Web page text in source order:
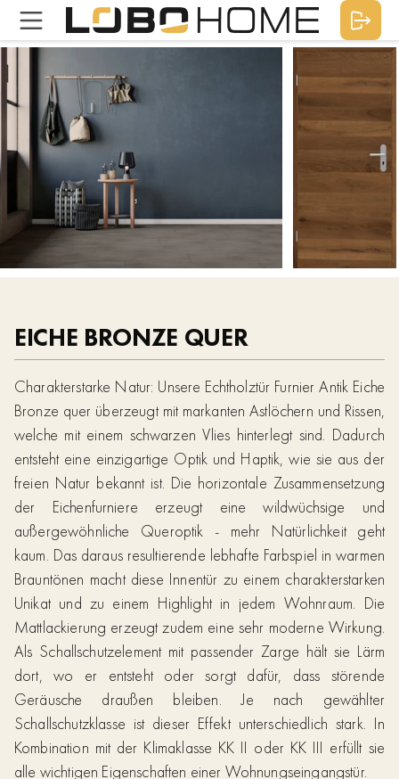
EICHE BRONZE QUER
Charakterstarke Natur: Unsere Echtholztür Furnier Antik Eiche
Bronze quer überzeugt mit markanten Astlöchern und Rissen,
welche mit einem schwarzen Vlies hinterlegt sind. Dadurch
entsteht eine einzigartige Optik und Haptik, wie sie aus der
freien Natur bekannt ist. Die horizontale Zusammensetzung
der Eichenfurniere erzeugt eine wildwüchsige und
außergewöhnliche Queroptik - mehr Natürlichkeit geht
kaum. Das daraus resultierende lebhafte Farbspiel in warmen
Brauntönen macht diese Innentür zu einem charakterstarken
Unikat und zu einem Highlight in jedem Wohnraum. Die
Mattlackierung erzeugt zudem eine sehr moderne Wirkung.
Als Schallschutzelement mit passender Zarge hält sie Lärm
dort, wo er entsteht oder sorgt dafür, dass störende
Geräusche draußen bleiben. Je nach gewählter
Schallschutzklasse ist dieser Effekt unterschiedlich stark. In
Kombination mit der Klimaklasse KK II oder KK III erfüllt sie
alle wichtigen Eigenschaften einer Wohnungseingangstür.